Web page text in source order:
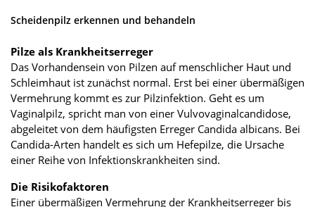
Scheidenpilz erkennen und behandeln
Pilze als Krankheitserreger
Das Vorhandensein von Pilzen auf menschlicher Haut und
Schleimhaut ist zunächst normal. Erst bei einer übermäßigen
Vermehrung kommt es zur Pilzinfektion. Geht es um
Vaginalpilz, spricht man von einer Vulvovaginalcandidose,
abgeleitet von dem häufigsten Erreger Candida albicans. Bei
Candida-Arten handelt es sich um Hefepilze, die Ursache
einer Reihe von Infektionskrankheiten sind.
Die Risikofaktoren
Einer übermäßigen Vermehrung der Krankheitserreger bis